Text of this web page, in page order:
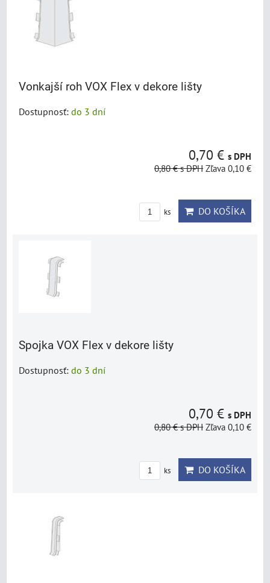
Vonkajší roh VOX Flex v dekore lišty
Dostupnosť: do 3 dní
0,70 € s DPH
0,80 €s DPH Zľava 0,10 €
ks DO KOŠÍKA
Spojka VOX Flex v dekore lišty
Dostupnosť: do 3 dní
0,70 € s DPH
0,80 €s DPH Zľava 0,10 €
ks DO KOŠÍKA